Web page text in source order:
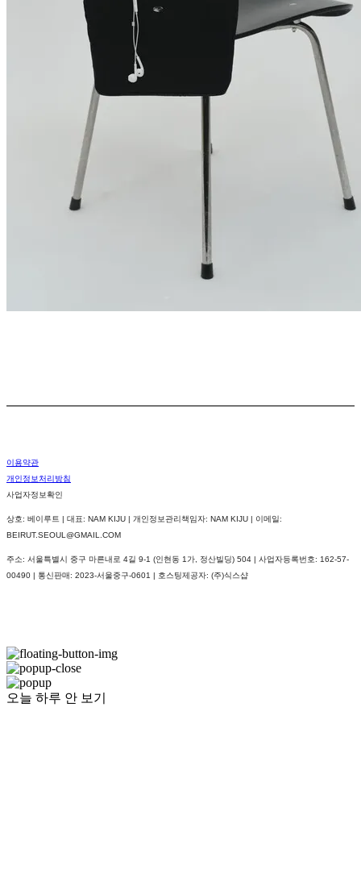
이용약관
개인정보처리방침
사업자정보확인
상호: 베이루트 | 대표: NAM KIJU | 개인정보관리책임자: NAM KIJU | 이메일:
BEIRUT.SEOUL@GMAIL.COM
주소: 서울특별시 중구 마른내로 4길 9-1 (인현동 1가, 정산빌딩) 504 | 사업자등록번호: 162-57-
00490 | 통신판매: 2023-서울중구-0601 | 호스팅제공자: (주)식스샵
오늘 하루 안 보기